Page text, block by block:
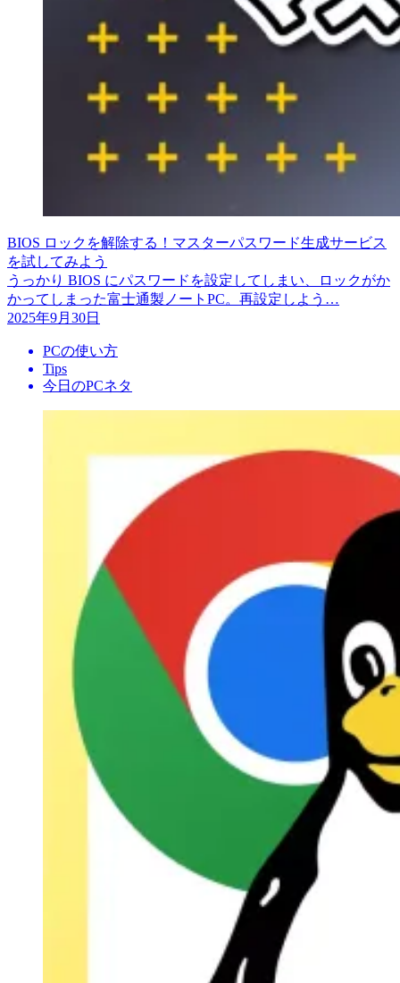
BIOS ロックを解除する！マスターパスワード生成サービス
を試してみよう
うっかり BIOS にパスワードを設定してしまい、ロックがか
かってしまった富士通製ノートPC。再設定しよう…
2025年9月30日
PCの使い方
Tips
今日のPCネタ